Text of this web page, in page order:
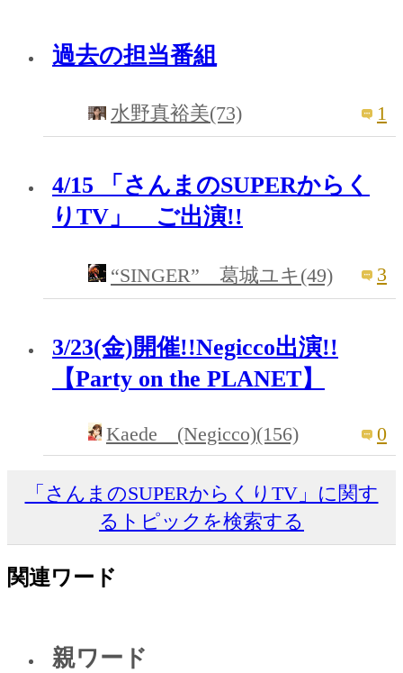
過去の担当番組
水野真裕美(73) 1
4/15 「さんまのSUPERからく
りTV」 ご出演!!
“SINGER” 葛城ユキ(49) 3
3/23(金)開催!!Negicco出演!!
【Party on the PLANET】
Kaede (Negicco)(156) 0
「さんまのSUPERからくりTV」に関す
るトピックを検索する
関連ワード
親ワード